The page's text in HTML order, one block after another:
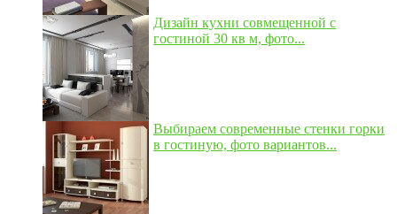
Дизайн кухни совмещенной с
гостиной 30 кв м, фото...
Выбираем современные стенки горки
в гостиную, фото вариантов...